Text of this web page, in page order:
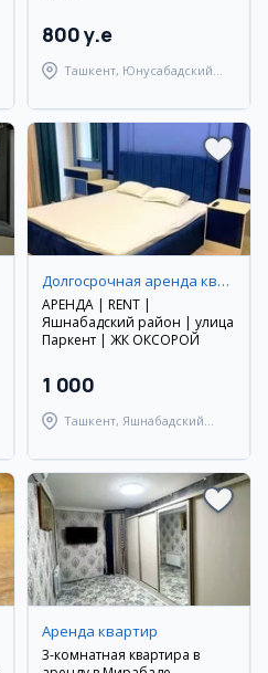
800 y.e
Ташкент, Юнусабадский
Долгосрочная аренда квартир
АРЕНДА | RENT |
Яшнабадский район | улица
Паркент | ЖК ОКСОРОЙ
1 000
Ташкент, Яшнабадский
Аренда квартир
3-комнатная квартира в